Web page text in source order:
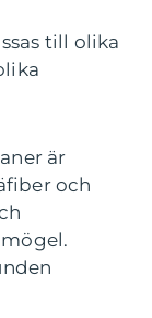
till olika
är
och